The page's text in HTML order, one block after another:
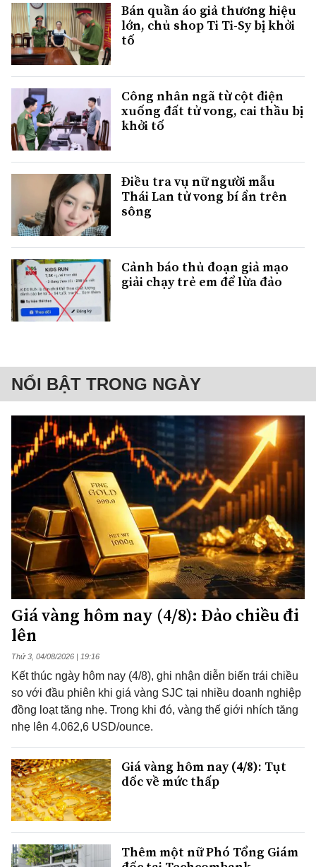
Bán quần áo giả thương hiệu
lớn, chủ shop Ti Ti-Sy bị khởi
tố
Công nhân ngã từ cột điện
xuống đất tử vong, cai thầu bị
khởi tố
Điều tra vụ nữ người mẫu
Thái Lan tử vong bí ẩn trên
sông
Cảnh báo thủ đoạn giả mạo
giải chạy trẻ em để lừa đảo
NỔI BẬT TRONG NGÀY
Giá vàng hôm nay (4/8): Đảo chiều đi
lên
Thứ 3, 04/08/2026 | 19:16
Kết thúc ngày hôm nay (4/8), ghi nhận diễn biến trái chiều
so với đầu phiên khi giá vàng SJC tại nhiều doanh nghiệp
đồng loạt tăng nhẹ. Trong khi đó, vàng thế giới nhích tăng
nhẹ lên 4.062,6 USD/ounce.
Giá vàng hôm nay (4/8): Tụt
dốc về mức thấp
Thêm một nữ Phó Tổng Giám